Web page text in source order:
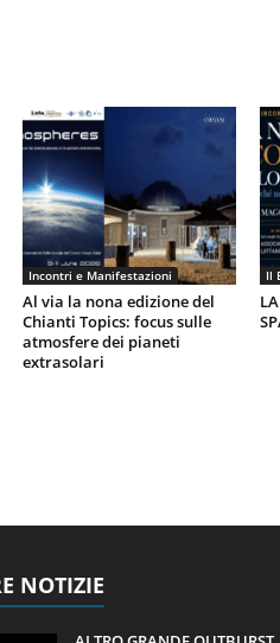
Incontri e Manifestazioni
Al via la nona edizione del
Chianti Topics: focus sulle
atmosfere dei pianeti
extrasolari
Il
NOTIZIE